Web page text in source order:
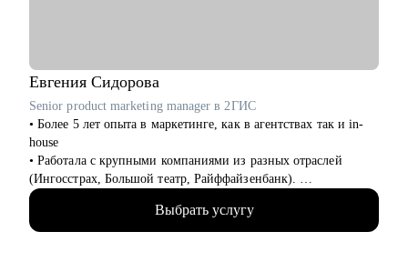
Евгения Сидорова
Senior product marketing manager в 2ГИС
• Более 5 лет опыта в маркетинге, как в агентствах так и in-
house
• Работала с крупными компаниями из разных отраслей
(Ингосстрах, Большой театр, Райффайзенбанк).
• Вывела криптовалютный стартап на американский рынок с
• Сейчас отвечаю за маркетинговую стратегию Поиска и AI
Выбрать услугу